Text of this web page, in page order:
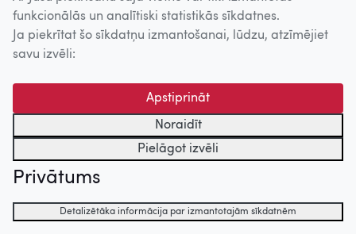
funkcionālās un analītiski statistikās sīkdatnes.
Ja piekrītat šo sīkdatņu izmantošanai, lūdzu, atzīmējiet
savu izvēli:
Apstiprināt
Noraidīt
Pielāgot izvēli
Privātums
Detalizētāka informācija par izmantotajām sīkdatnēm